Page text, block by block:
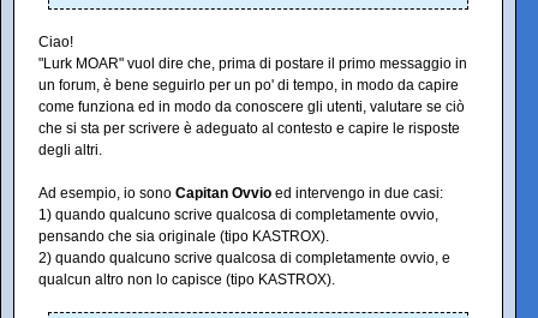
Ciao!
"Lurk MOAR" vuol dire che, prima di postare il primo messaggio in
un forum, è bene seguirlo per un po' di tempo, in modo da capire
come funziona ed in modo da conoscere gli utenti, valutare se ciò
che si sta per scrivere è adeguato al contesto e capire le risposte
degli altri.
Ad esempio, io sono Capitan Ovvio ed intervengo in due casi:
1) quando qualcuno scrive qualcosa di completamente ovvio,
pensando che sia originale (tipo KASTROX).
2) quando qualcuno scrive qualcosa di completamente ovvio, e
qualcun altro non lo capisce (tipo KASTROX).